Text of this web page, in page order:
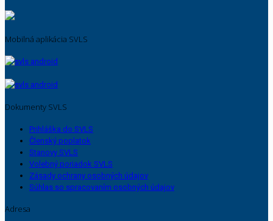
Mobilná aplikácia SVLS
Dokumenty SVLS
Prihláška do SVLS
Členský poplatok
Stanovy SVLS
Volebný poriadok SVLS
Zásady ochrany osobných údajov
Súhlas so spracovaním osobných údajov
Adresa